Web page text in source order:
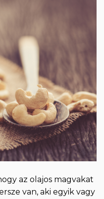
az olajos magvakat
van, aki egyik vagy